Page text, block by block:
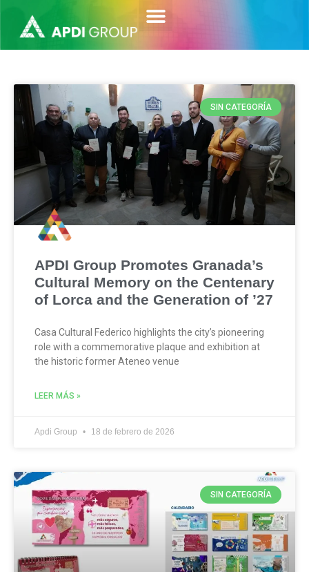
SIN CATEGORÍA
APDI Group Promotes Granada’s
Cultural Memory on the Centenary
of Lorca and the Generation of ’27
Casa Cultural Federico highlights the city’s pioneering
role with a commemorative plaque and exhibition at
the historic former Ateneo venue
LEER MÁS »
Apdi Group 18 de febrero de 2026
SIN CATEGORÍA